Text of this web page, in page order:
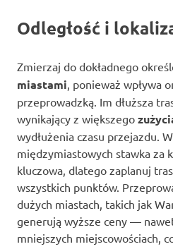
Odległość i
Zmierzaj do dokładnego
miastami , ponieważ wpływa
przeprowadzką. Im dłuższa
wynikający z większego
wydłużenia czasu przejazdu.
międzymiastowych stawka za
kluczowa, dlatego zaplanuj
wszystkich punktów.
dużych miastach, takich jak
generują wyższe ceny —
mniejszych miejscowościach,